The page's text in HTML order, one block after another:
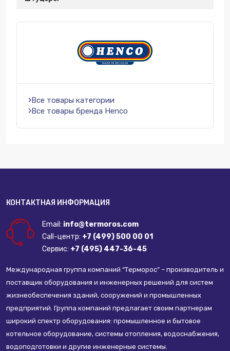
Все товары категории
Все товары бренда Henco
КОНТАКТНАЯ ИНФОРМАЦИЯ
Email: info@termoros.com
Call-центр: +7 (499) 500 00 01
Сервис: +7 (495) 447-36-45
Международная группа компаний “Терморос” – производитель и
поставщик оборудования и инженерных решений для систем
жизнеобеспечения зданий, сооружений и промышленных
предприятий. Группа компаний предлагает своим партнерам
широкий спектр оборудования: промышленное и бытовое
котельное оборудование, системы отопления, водоснабжения,
водоподготовки и другие инженерные системы.